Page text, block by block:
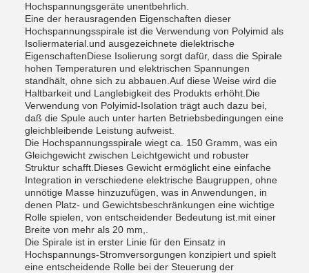
Hochspannungsgeräte unentbehrlich.
Eine der herausragenden Eigenschaften dieser
Hochspannungsspirale ist die Verwendung von Polyimid als
Isoliermaterial.und ausgezeichnete dielektrische
EigenschaftenDiese Isolierung sorgt dafür, dass die Spirale
hohen Temperaturen und elektrischen Spannungen
standhält, ohne sich zu abbauen.Auf diese Weise wird die
Haltbarkeit und Langlebigkeit des Produkts erhöht.Die
Verwendung von Polyimid-Isolation trägt auch dazu bei,
daß die Spule auch unter harten Betriebsbedingungen eine
gleichbleibende Leistung aufweist.
Die Hochspannungsspirale wiegt ca. 150 Gramm, was ein
Gleichgewicht zwischen Leichtgewicht und robuster
Struktur schafft.Dieses Gewicht ermöglicht eine einfache
Integration in verschiedene elektrische Baugruppen, ohne
unnötige Masse hinzuzufügen, was in Anwendungen, in
denen Platz- und Gewichtsbeschränkungen eine wichtige
Rolle spielen, von entscheidender Bedeutung ist.mit einer
Breite von mehr als 20 mm,.
Die Spirale ist in erster Linie für den Einsatz in
Hochspannungs-Stromversorgungen konzipiert und spielt
eine entscheidende Rolle bei der Steuerung der